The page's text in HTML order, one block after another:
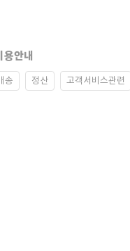
안내
송 정산 고객서비스관련